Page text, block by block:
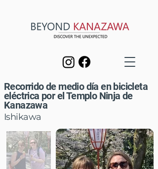
Recorrido de medio día en bicicleta
eléctrica por el Templo Ninja de
Kanazawa
Ishikawa